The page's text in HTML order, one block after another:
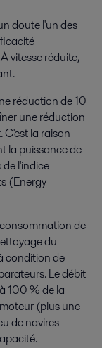
doute l'un des
vitesse réduite,
réduction de 10
une réduction
la raison
la puissance de
l'indice
(Energy
de
du
condition de
Le débit
100 % de la
(plus une
de navires